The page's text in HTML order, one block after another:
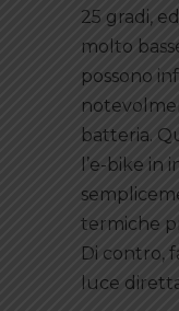
25 gradi,
molto
possono
batteria.
l’e-bike in
termiche
Di contro,
luce